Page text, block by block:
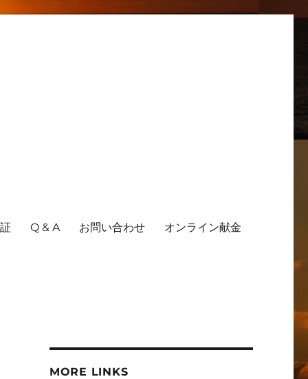
証 Q & A お問い合わせ オンライン献金
MORE LINKS